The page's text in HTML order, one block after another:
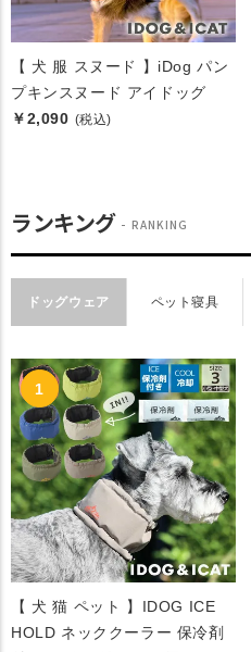
【 犬 服 スヌード 】iDog パン
プキンスヌード アイドッグ
￥2,090 (税込)
ランキング RANKING
ドッグウェア ペット寝具
【 犬 猫 ペット 】IDOG ICE
HOLD ネッククーラー 保冷剤